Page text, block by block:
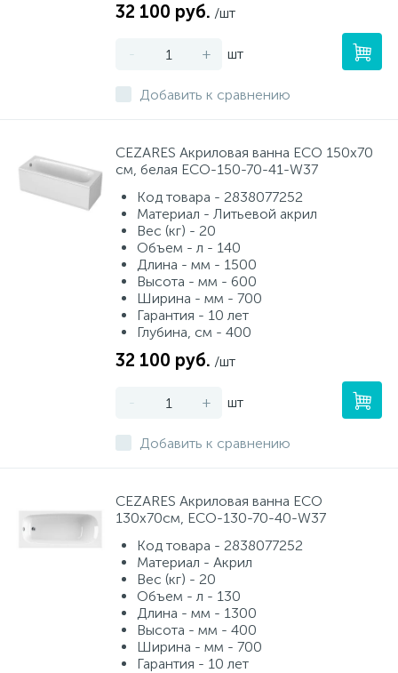
32 100 руб. /шт
- + шт
Добавить к сравнению
CEZARES Акриловая ванна ECO 150х70
см, белая ECO-150-70-41-W37
Код товара - 2838077252
Материал - Литьевой акрил
Вес (кг) - 20
Объем - л - 140
Длина - мм - 1500
Высота - мм - 600
Ширина - мм - 700
Гарантия - 10 лет
Глубина, см - 400
32 100 руб. /шт
- + шт
Добавить к сравнению
CEZARES Акриловая ванна ECO
130x70см, ECO-130-70-40-W37
Код товара - 2838077252
Материал - Акрил
Вес (кг) - 20
Объем - л - 130
Длина - мм - 1300
Высота - мм - 400
Ширина - мм - 700
Гарантия - 10 лет